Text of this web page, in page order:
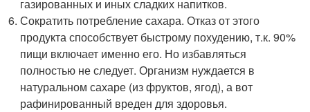
газированных и иных сладких напитков.
Сократить потребление сахара. Отказ от этого
продукта способствует быстрому похудению, т.к. 90%
пищи включает именно его. Но избавляться
полностью не следует. Организм нуждается в
натуральном сахаре (из фруктов, ягод), а вот
рафинированный вреден для здоровья.